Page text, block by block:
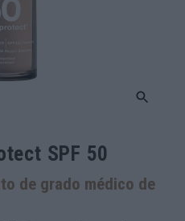
SPF 50
de grado médico de